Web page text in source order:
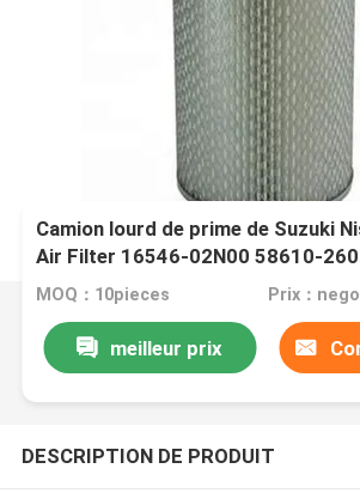
Camion lourd de prime de Suzuki
Air Filter 16546-02N00 58610-
MOQ：10pieces Prix：
meilleur prix
DESCRIPTION DE PRODUIT